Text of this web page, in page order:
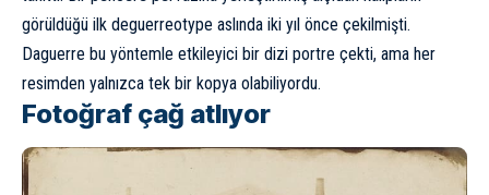
görüldüğü ilk deguerreotype aslında iki yıl önce çekilmişti.
Daguerre bu yöntemle etkileyici bir dizi portre çekti, ama her
resimden yalnızca tek bir kopya olabiliyordu.
Fotoğraf çağ atlıyor